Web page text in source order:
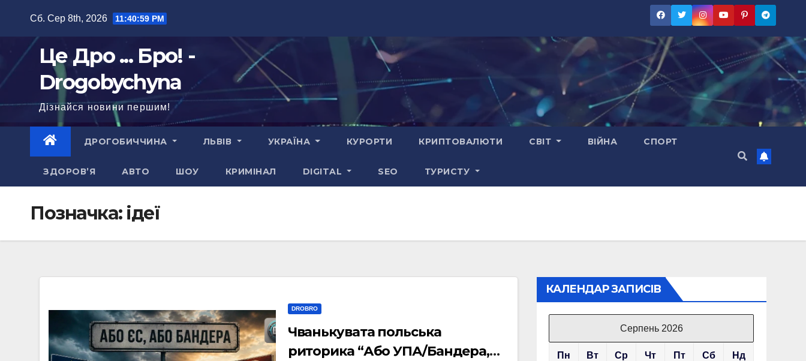
Сб. Сер 8th, 2026 11:41:00 PM
Це Дро ... Бро! -
Drogobychyna
Дізнайся новини першим!
ДРОГОБИЧЧИНА ЛЬВІВ УКРАЇНА КУРОРТИ КРИПТОВАЛЮТИ СВІТ ВІЙНА СПОРТ
ЗДОРОВ’Я АВТО ШОУ КРИМІНАЛ DIGITAL SEO ТУРИСТУ
Позначка: ідеї
DROBRO
Чванькувата польська
риторика “Або УПА/Бандера,
КАЛЕНДАР ЗАПИСІВ
Серпень 2026
Пн Вт Ср Чт Пт Сб Нд